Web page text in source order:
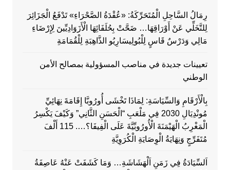
رِمَالُ السَّاحِلِ الْمُتَحَرِّكَةُ: «عُقْدَةُ الصَّحْرَاءِ» تَدْفَعُ الْجَزَائِرَ
لِلتَّخَلِّي عَنْ أَوْرَاقِهَا… ضَحَّتْ بِحُلَفَائِهَا الْأَزَوَادِيِّينَ لِإِرْضَاءِ
مَالِي وَدَرْسٌ قَاسٍ لِلْبُولِيسَارِيُو الذَّاهِبَةِ لِلْقُمَامَةِ
تعيينات جديدة في مناصب المسؤولية بمصالح الأمن
الوطني
بِالْأَرْقَامِ وَالسِّيَاسَةِ: لِمَاذَا تَخْشَى أُورُوبَّا إِقَامَةَ نِهَائِيِّ
مُونْدِيَالِ 2030 فِي مَلْعَبِ “الْحَسَنِ الثَّانِي” وَكَيْفَ يَكْسِرُ
الْمَغْرِبُ الْهَيْمَنَةَ الْأُورُوبِّيَّةَ عَلَى الْفِيفَا؟…. 115 أَلْفَ
مُتَفَرِّجٍ وَنِهَايَةُ الْوِصَايَةِ الْكُرَوِيَّةِ
اَلسِّيَادَةُ فِي زَمَنِ اَلْهَشَاشَةِ… وَمَا كَشَفَتْ عَنْهُ عَاصِفَةُ